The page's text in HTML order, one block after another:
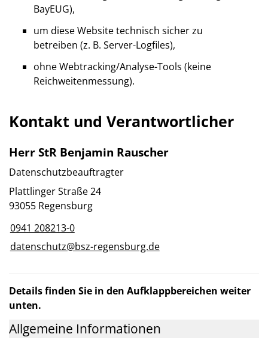
BayEUG),
um diese Website technisch sicher zu
betreiben (z. B. Server-Logfiles),
ohne Webtracking/Analyse-Tools (keine
Reichweitenmessung).
Kontakt und Verantwortlicher
Herr StR Benjamin Rauscher
Datenschutzbeauftragter
Plattlinger Straße 24
93055 Regensburg
0941 208213-0
datenschutz@bsz-regensburg.de
Details finden Sie in den Aufklappbereichen weiter
unten.
Allgemeine Informationen